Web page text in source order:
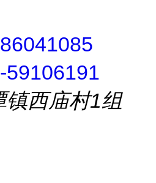
59106191
镇西庙村1组